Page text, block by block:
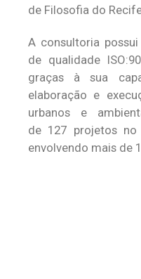
de Filosofia do Recife
A consultoria
de qualidade
graças à sua
elaboração e
urbanos e
de 127 projetos
envolvendo mais de